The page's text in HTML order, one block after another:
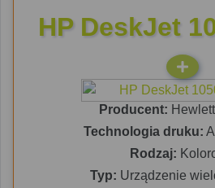
HP DeskJet
Producent:
Technologia druku:
Rodzaj:
Typ: Urządzenie